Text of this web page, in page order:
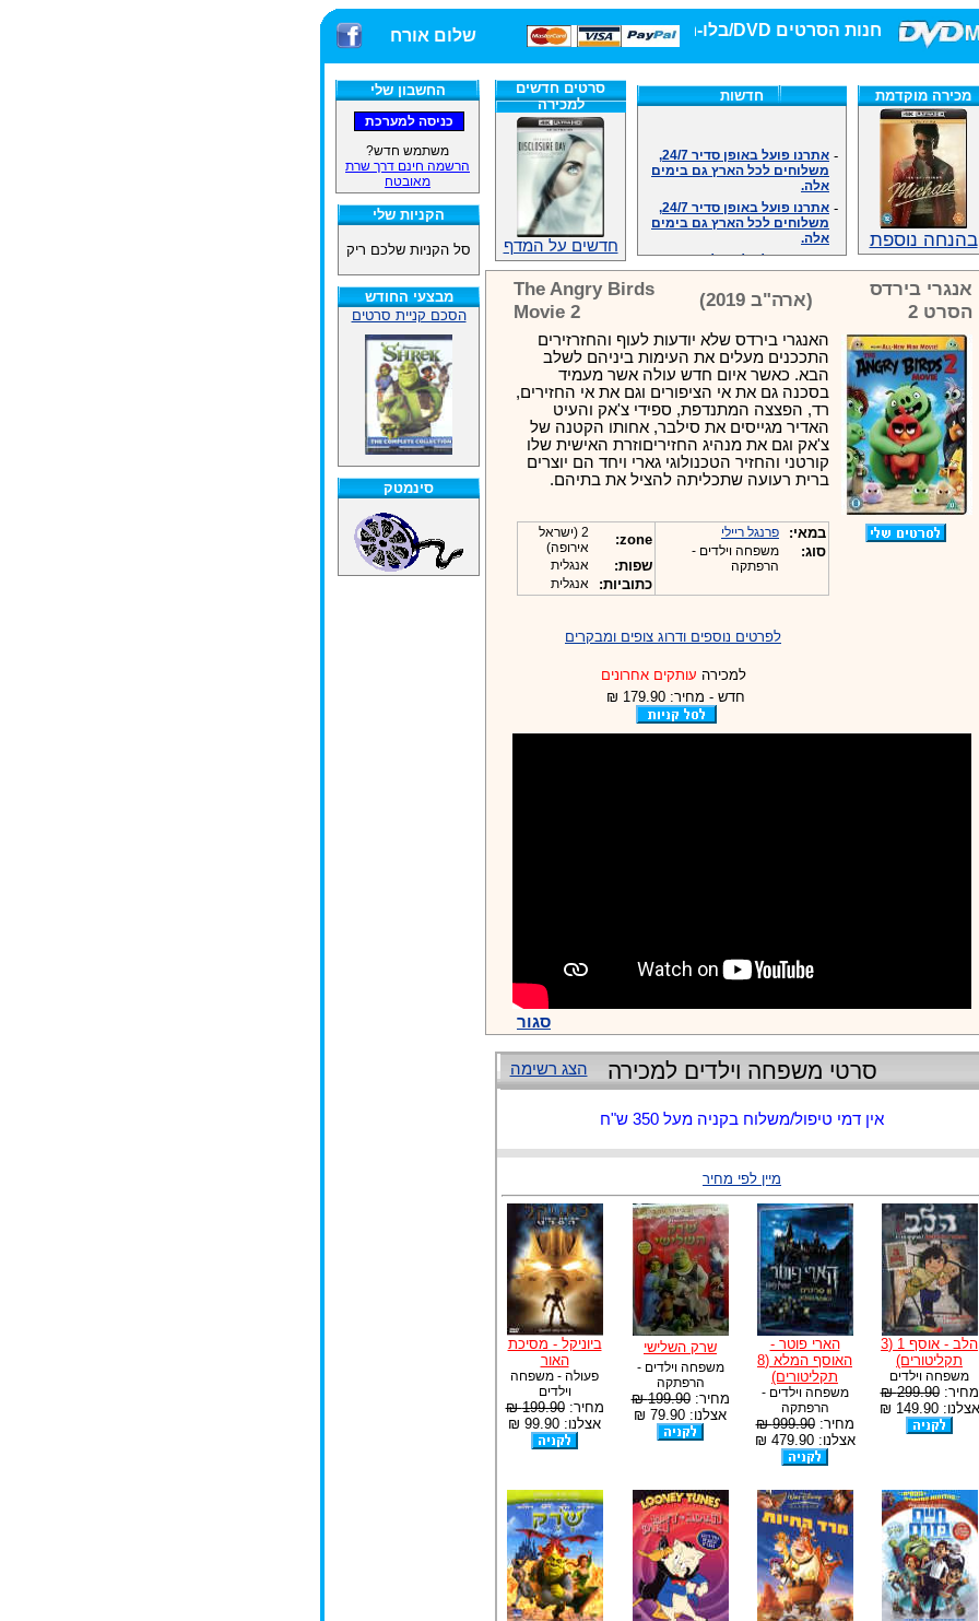
חנות הסרטים DVD/בלו-ריי/3D הגדולה ביותר! שלום אורח
החשבון שלי
משתמש חדש?
הרשמה חינם דרך שרת
מאובטח
הקניות שלי
סל הקניות שלכם ריק
מבצעי החודש
הסכם קניית סרטים
סינמטק
מכירה מוקדמת
בהנחה נוספת
חדשות
משלוחים לכל הארץ גם בימים
אלה.
משלוחים לכל הארץ גם בימים
אלה.
אנחנו כאן לכול שאלה וזמינים
במענה הטלפוני שלנו.ובמייל
.האתר לרשותכם פעיל 24/7
מענה טלפוני: 09-7652392
זמינים במייל ובטלפון. האתר
לרשותכם פעיל 24/7
צוות דיוידי מאסטר ישיר.
אנחנו כאן לכול שאלה וזמינים
במענה הטלפוני שלנו.ובמייל
.האתר לרשותכם 24/7
מענה טלפוני: 09-7652392
צוות דיוידי מאסטר ישיר.
סרטים חדשים
למכירה
חדשים על המדף
אנגרי בירדס
הסרט 2
(ארה"ב 2019)
The Angry Birds
Movie 2
האנגרי בירדס שלא יודעות לעוף והחזרזירים
התככנים מעלים את העימות ביניהם לשלב
הבא. כאשר איום חדש עולה אשר מעמיד
בסכנה גם את אי הציפורים וגם את אי החזירים,
רד, הפצצה המתנדפת, ספידי צ'אק והעיט
האדיר מגייסים את סילבר, אחותו הקטנה של
צ'אק וגם את מנהיג החזיריםוזרת האישית שלו
קורטני והחזיר הטכנולוגי גארי ויחד הם יוצרים
ברית רעועה שתכליתה להציל את בתיהם.
במאי: פרנגל ריילי
סוג:
משפחה וילדים -
הרפתקה
zone:
2 (ישראל
אירופה)
שפות: אנגלית
כתוביות: אנגלית
לפרטים נוספים ודרוג צופים ומבקרים
למכירה עותקים אחרונים
חדש - מחיר: 179.90 ₪
סגור
הצג רשימה סרטי משפחה וילדים למכירה
אין דמי טיפול/משלוח בקניה מעל 350 ש"ח
מיין לפי מחיר
הלב - אוסף 1 (3
תקליטורים)
משפחה וילדים
מחיר:299.90 ₪
אצלנו: 149.90 ₪
הארי פוטר -
האוסף המלא (8
תקליטורים)
משפחה וילדים -
הרפתקה
מחיר:999.90 ₪
אצלנו: 479.90 ₪
שרק השלישי
משפחה וילדים -
הרפתקה
מחיר:199.90 ₪
אצלנו: 79.90 ₪
ביוניקל - מסיכת
האור
פעולה - משפחה
וילדים
מחיר:199.90 ₪
אצלנו: 99.90 ₪